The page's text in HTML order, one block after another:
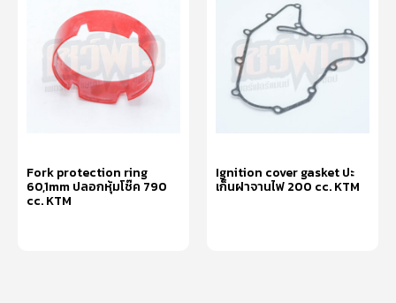
Fork protection ring
60,1mm ปลอกหุ้มโช๊ค 790
cc. KTM
Ignition cover gasket ปะ
เก็นฝาจานไฟ 200 cc. KTM